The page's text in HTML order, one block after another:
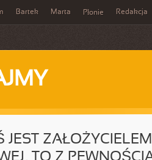
Bartek Marta Płonie Redakcja
JEST